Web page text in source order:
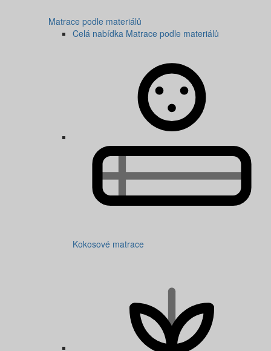
Matrace podle materiálů
Celá nabídka Matrace podle materiálů
Kokosové matrace